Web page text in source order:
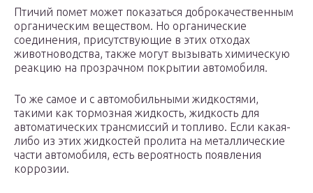
Птичий помет может показаться доброкачественным
органическим веществом. Но органические
соединения, присутствующие в этих отходах
животноводства, также могут вызывать химическую
реакцию на прозрачном покрытии автомобиля.
То же самое и с автомобильными жидкостями,
такими как тормозная жидкость, жидкость для
автоматических трансмиссий и топливо. Если какая-
либо из этих жидкостей пролита на металлические
части автомобиля, есть вероятность появления
коррозии.